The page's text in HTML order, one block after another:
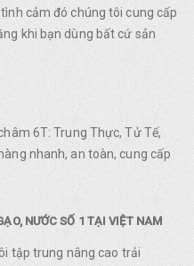
cảm đó chúng tôi cung cấp
khi bạn dùng bất cứ sản
6T: Trung Thực, Tử Tế,
nhanh, an toàn, cung cấp
NƯỚC SỐ 1 TẠI VIỆT NAM
tập trung nâng cao trải